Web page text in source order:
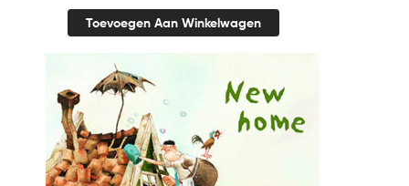
Toevoegen Aan Winkelwagen